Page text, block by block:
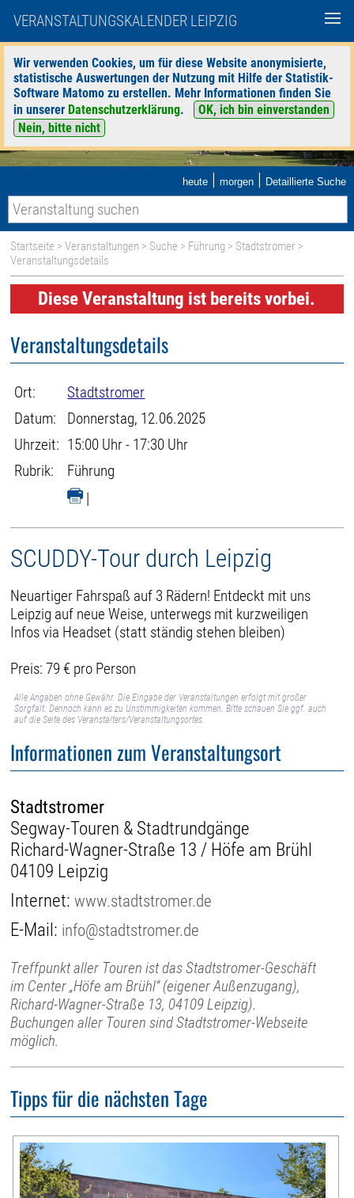
VERANSTALTUNGSKALENDER LEIPZIG
Wir verwenden Cookies, um für diese Website anonymisierte,
statistische Auswertungen der Nutzung mit Hilfe der Statistik-
Software Matomo zu erstellen. Mehr Informationen finden Sie
in unserer Datenschutzerklärung.
OK, ich bin einverstanden
Nein, bitte nicht
heute | morgen | Detaillierte Suche
Startseite >Veranstaltungen > Suche > Führung > Stadtstromer >
Veranstaltungsdetails
Diese Veranstaltung ist bereits vorbei.
Veranstaltungsdetails
Ort:
Stadtstromer
Datum:
Donnerstag, 12.06.2025
Uhrzeit: 15:00 Uhr - 17:30 Uhr
Rubrik:
Führung
|
SCUDDY-Tour durch Leipzig
Neuartiger Fahrspaß auf 3 Rädern! Entdeckt mit uns
Leipzig auf neue Weise, unterwegs mit kurzweiligen
Infos via Headset (statt ständig stehen bleiben)
Preis: 79 € pro Person
Alle Angaben ohne Gewähr. Die Eingabe der Veranstaltungen erfolgt mit großer
Sorgfalt. Dennoch kann es zu Unstimmigkeiten kommen. Bitte schauen Sie ggf. auch
auf die Seite des Veranstalters/Veranstaltungsortes.
Informationen zum Veranstaltungsort
Stadtstromer
Segway-Touren & Stadtrundgänge
Richard-Wagner-Straße 13 / Höfe am Brühl
04109 Leipzig
Internet:www.stadtstromer.de
E-Mail: info@stadtstromer.de
Treffpunkt aller Touren ist das Stadtstromer-Geschäft
im Center „Höfe am Brühl“ (eigener Außenzugang),
Richard-Wagner-Straße 13, 04109 Leipzig).
Buchungen aller Touren sind Stadtstromer-Webseite
möglich.
Tipps für die nächsten Tage